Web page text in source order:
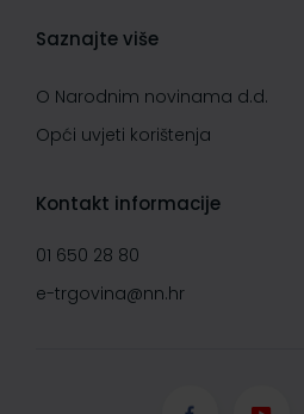
Saznajte više
O Narodnim novinama d.d.
Opći uvjeti korištenja
Kontakt informacije
01 650 28 80
e-trgovina@nn.hr